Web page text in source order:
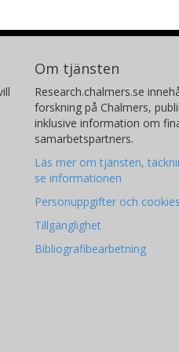
Om tjänsten
Research.chalmers.se
forskning på Chalmers,
inklusive information om
samarbetspartners.
Läs mer om tjänsten,
se informationen
Personuppgifter och cookies
Tillgänglighet
Bibliografibearbetning